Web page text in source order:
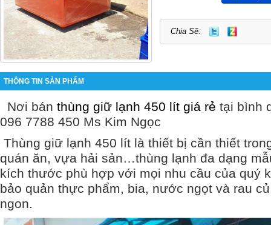
Chia Sẽ:
THÔNG TIN SẢN PHẨM
Nơi bán thùng giữ lạnh 450 lít giá rẻ tại bình
096 7788 450 Ms Kim Ngọc
Thùng giữ lạnh 450 lít là thiết bị cần thiết
quán ăn, vựa hải sản…thùng lạnh đa dạng
kích thước phù hợp với mọi nhu cầu của quý
bảo quản thực phẩm, bia, nước ngọt và rau
ngon.